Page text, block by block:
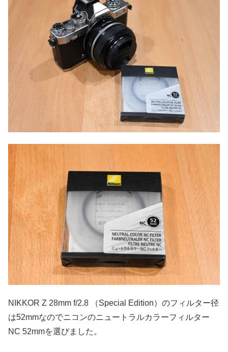
NIKKOR Z 28mm f/2.8 （Special Edition）のフィルター径
は52mmなのでニコンのニュートラルカラーフィルター
NC 52mmを選びました。